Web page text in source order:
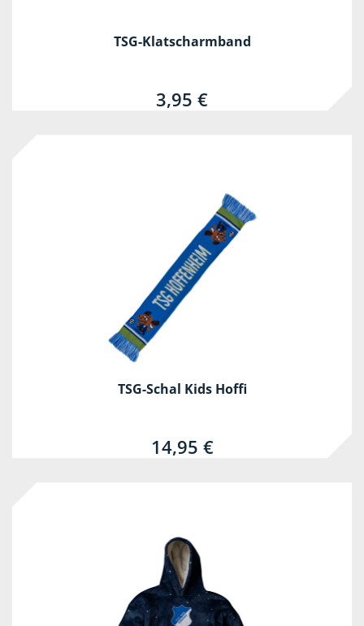
TSG-Klatscharmband
3,95 €
TSG-Schal Kids Hoffi
14,95 €